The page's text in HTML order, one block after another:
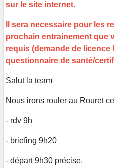
sur le site internet.
Il sera necessaire pour les
prochain entrainement que
requis (demande de licence
questionnaire de santé/
Salut la team
Nous irons rouler au Rouret
- rdv 9h
- briefing 9h20
- départ 9h30 précise.